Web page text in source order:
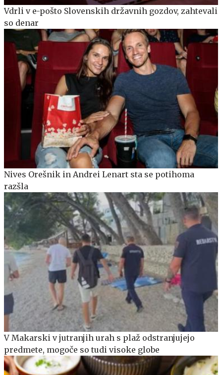
Vdrli v e-pošto Slovenskih državnih gozdov, zahtevali
so denar
Nives Orešnik in Andrei Lenart sta se potihoma
razšla
V Makarski v jutranjih urah s plaž odstranjujejo
predmete, mogoče so tudi visoke globe